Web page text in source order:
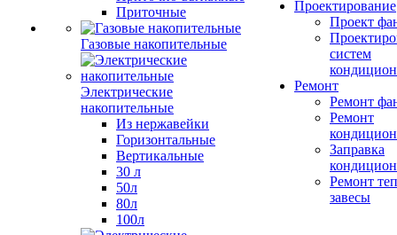
Приточные
Газовые накопительные
Электрические
накопительные
Из нержавейки
Горизонтальные
Вертикальные
30 л
50л
80л
100л
Проектирование
Проект
систем
Ремонт
Ремонт
Ремонт
Заправка
Ремонт
завесы